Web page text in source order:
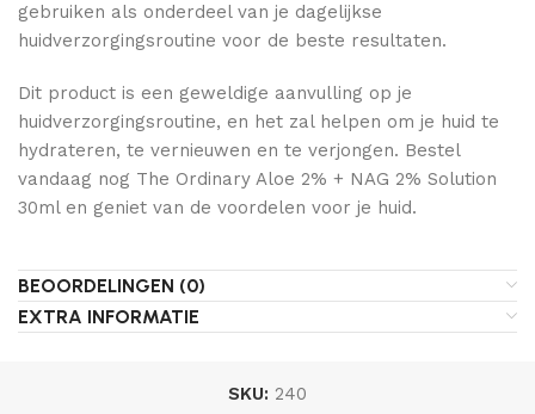
gebruiken als onderdeel van je dagelijkse
huidverzorgingsroutine voor de beste resultaten.
Dit product is een geweldige aanvulling op je
huidverzorgingsroutine, en het zal helpen om je huid te
hydrateren, te vernieuwen en te verjongen. Bestel
vandaag nog The Ordinary Aloe 2% + NAG 2% Solution
30ml en geniet van de voordelen voor je huid.
BEOORDELINGEN (0)
EXTRA INFORMATIE
SKU: 240